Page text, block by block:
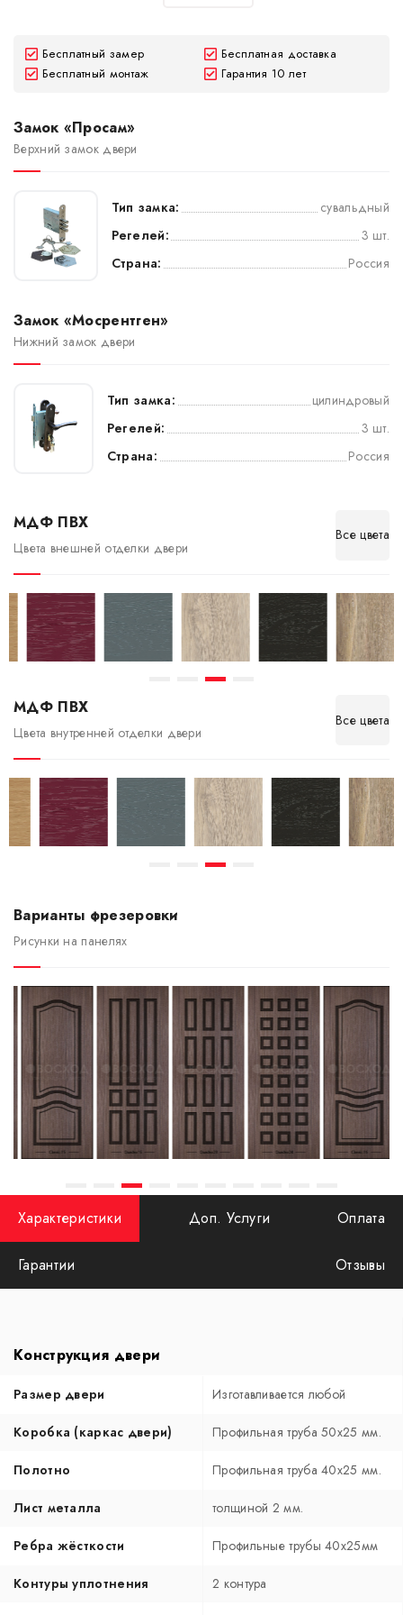
Бесплатный замер
Бесплатная доставка
Бесплатный монтаж
Гарантия 10 лет
Замок «Просам»
Верхний замок двери
Тип замка:
сувальдный
Регелей:
3 шт.
Страна:
Россия
Замок «Мосрентген»
Нижний замок двери
Тип замка:
цилиндровый
Регелей:
3 шт.
Страна:
Россия
МДФ ПВХ
Цвета внешней отделки двери
Все цвета
МДФ ПВХ
Цвета внутренней отделки двери
Все цвета
Варианты фрезеровки
Рисунки на панелях
Характеристики Доп. Услуги Оплата
Гарантии Отзывы
Конструкция двери
Размер двери Изготавливается любой
Коробка (каркас двери) Профильная труба 50х25 мм.
Полотно Профильная труба 40х25 мм.
Лист металла толщиной 2 мм.
Ребра жёсткости Профильные трубы 40х25мм
Контуры уплотнения 2 контура